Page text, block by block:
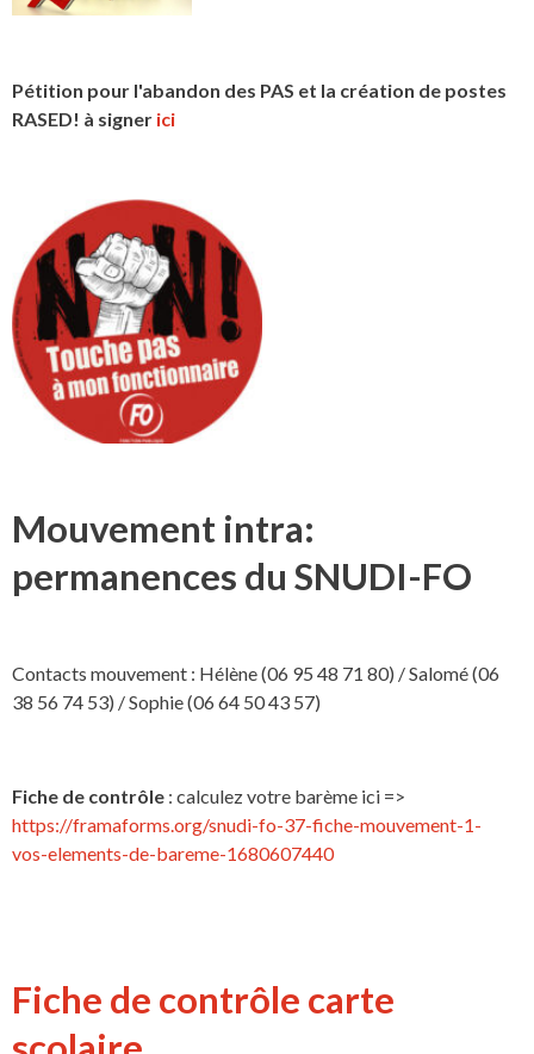
Pétition pour l'abandon des PAS et la création de postes
RASED! à signer ici
Mouvement intra:
permanences du SNUDI-FO
Contacts mouvement : Hélène (06 95 48 71 80) / Salomé (06
38 56 74 53) / Sophie (06 64 50 43 57)
Fiche de contrôle : calculez votre barème ici =>
https://framaforms.org/snudi-fo-37-fiche-mouvement-1-
vos-elements-de-bareme-1680607440
Fiche de contrôle carte